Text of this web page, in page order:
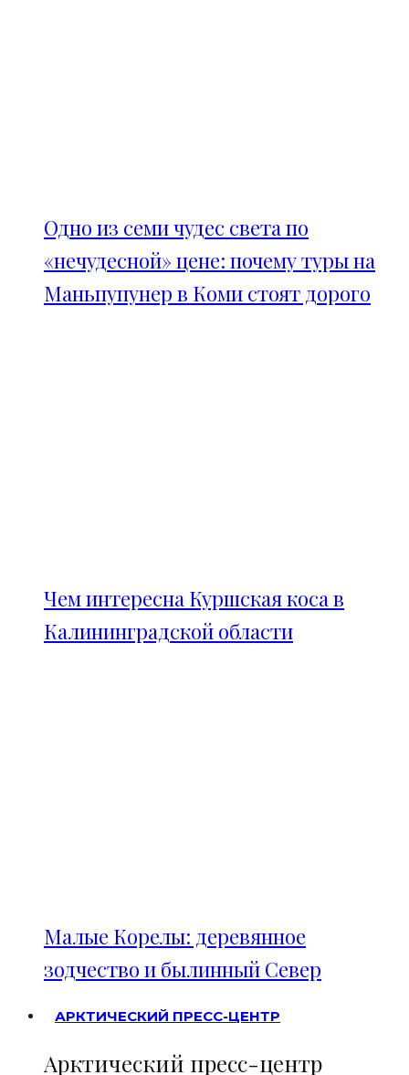
Одно из семи чудес света по
«нечудесной» цене: почему туры на
Маньпупунер в Коми стоят дорого
Чем интересна Куршская коса в
Калининградской области
Малые Корелы: деревянное
зодчество и былинный Север
АРКТИЧЕСКИЙ ПРЕСС-ЦЕНТР
Арктический пресс-центр